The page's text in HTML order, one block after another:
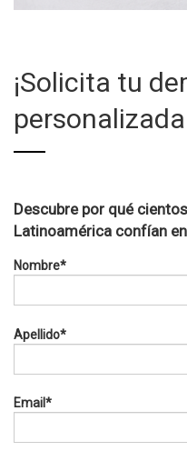
¡Solicita tu
Descubre por qué
Latinoamérica confían en
Nombre*
Apellido*
Email*